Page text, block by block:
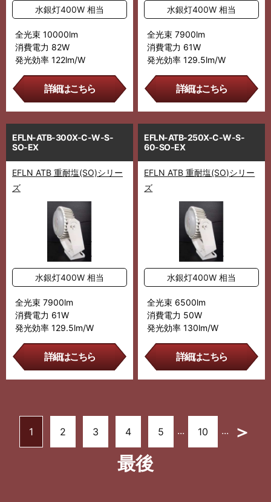
水銀灯400W 相当
全光束 10000lm
消費電力 82W
発光効率 122lm/W
詳細はこちら
水銀灯400W 相当
全光束 7900lm
消費電力 61W
発光効率 129.5lm/W
詳細はこちら
EFLN-ATB-300X-C-W-S-
SO-EX
EFLN ATB 重耐塩(SO)シリー
ズ
水銀灯400W 相当
全光束 7900lm
消費電力 61W
発光効率 129.5lm/W
詳細はこちら
EFLN-ATB-250X-C-W-S-
60-SO-EX
EFLN ATB 重耐塩(SO)シリー
ズ
水銀灯400W 相当
全光束 6500lm
消費電力 50W
発光効率 130lm/W
詳細はこちら
1 2 3 4 5 ... 10 ...
＞
最後